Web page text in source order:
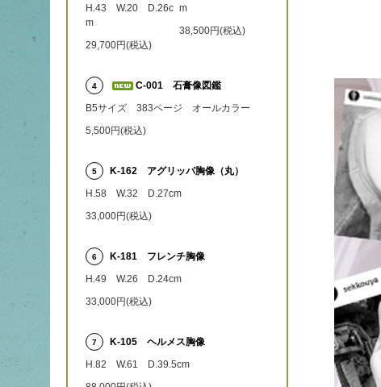
H.43 W.20 D.26c
m
29,700円(税込)
m
38,500円(税込)
4
C-001 石膏像図鑑
B5サイズ 383ページ オールカラー
5,500円(税込)
5
K-162 アグリッパ胸像（丸）
H.58 W.32 D.27cm
33,000円(税込)
6
K-181 フレンチ胸像
H.49 W.26 D.24cm
33,000円(税込)
7
K-105 ヘルメス胸像
H.82 W.61 D.39.5cm